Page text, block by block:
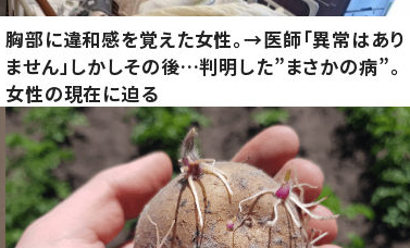
胸部に違和感を覚えた女性。→医師「異常はあり
ません」しかしその後…判明した”まさかの病”。
女性の現在に迫る